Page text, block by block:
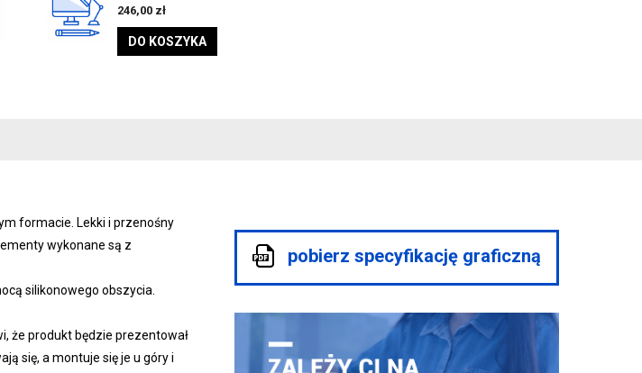
246,00 zł
DO KOSZYKA
formacie. Lekki i przenośny
wykonane są z
silikonowego obszycia.
że produkt będzie prezentował
się, a montuje się je u góry i
pobierz specyfikację graficzną